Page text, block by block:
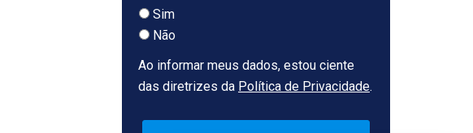
Sim
Não
Ao informar meus dados, estou ciente
das diretrizes da Política de Privacidade.